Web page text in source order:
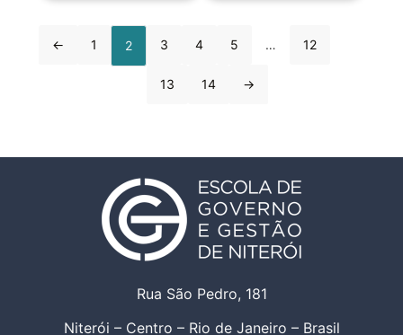
← 1 2 3 4 5 … 12
13 14 →
Rua São Pedro, 181
Niterói – Centro – Rio de Janeiro – Brasil